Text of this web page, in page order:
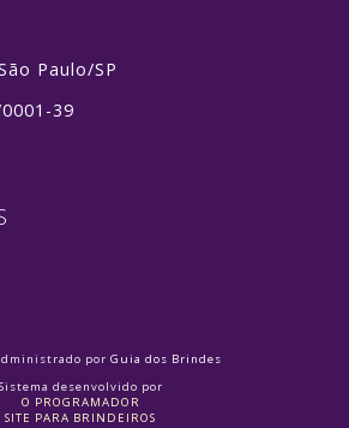
Paulo/SP
39
por Guia dos Brindes
Sistema desenvolvido por
O PROGRAMADOR
SITE PARA BRINDEIROS